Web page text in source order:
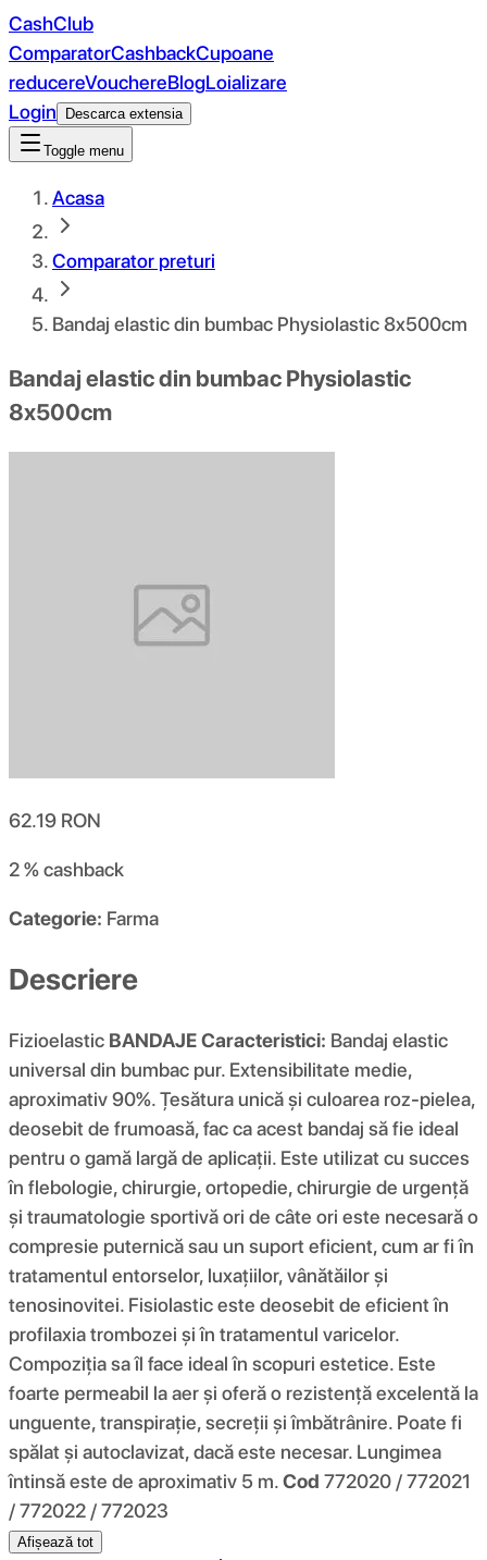
CashClub
ComparatorCashbackCupoane
reducereVouchereBlogLoializare
Login
Descarca extensia
Toggle menu
Acasa
Comparator preturi
Bandaj elastic din bumbac Physiolastic 8x500cm
Bandaj elastic din bumbac Physiolastic
8x500cm
62.19 RON
2 %cashback
Categorie: Farma
Descriere
Fizioelastic BANDAJECaracteristici: Bandaj elastic
universal din bumbac pur. Extensibilitate medie,
aproximativ 90%. Țesătura unică și culoarea roz-pielea,
deosebit de frumoasă, fac ca acest bandaj să fie ideal
pentru o gamă largă de aplicații. Este utilizat cu succes
în flebologie, chirurgie, ortopedie, chirurgie de urgență
și traumatologie sportivă ori de câte ori este necesară o
compresie puternică sau un suport eficient, cum ar fi în
tratamentul entorselor, luxațiilor, vânătăilor și
tenosinovitei. Fisiolastic este deosebit de eficient în
profilaxia trombozei și în tratamentul varicelor.
Compoziția sa îl face ideal în scopuri estetice. Este
foarte permeabil la aer și oferă o rezistență excelentă la
unguente, transpirație, secreții și îmbătrânire. Poate fi
spălat și autoclavizat, dacă este necesar. Lungimea
întinsă este de aproximativ 5 m.Cod 772020 / 772021
/ 772022 / 772023
Afișează tot